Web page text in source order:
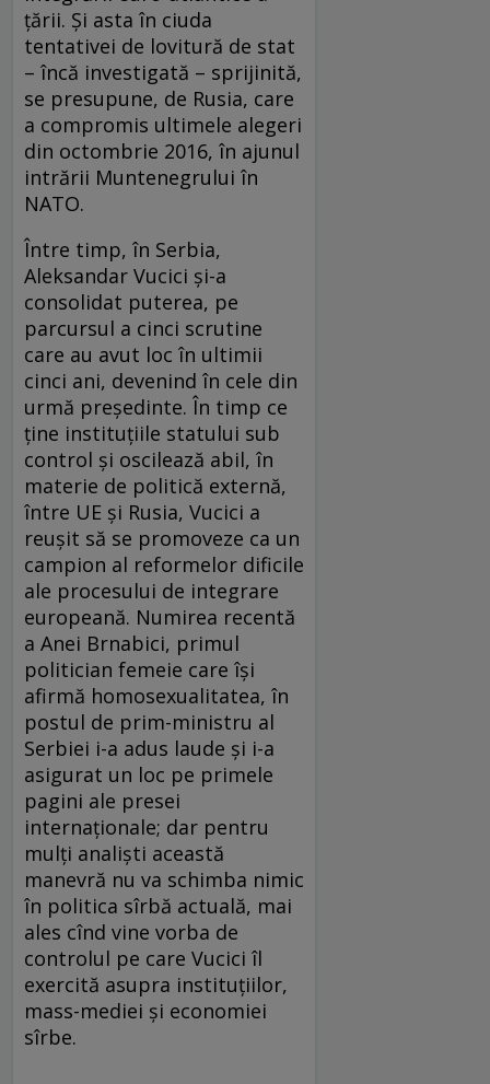
țării. Și asta în ciuda
tentativei de lovitură de stat
– încă investigată – sprijinită,
se presupune, de Rusia, care
a compromis ultimele alegeri
din octombrie 2016, în ajunul
intrării Muntenegrului în
NATO.
Între timp, în Serbia,
Aleksandar Vucici și-a
consolidat puterea, pe
parcursul a cinci scrutine
care au avut loc în ultimii
cinci ani, devenind în cele din
urmă președinte. În timp ce
ține instituțiile statului sub
control și oscilează abil, în
materie de politică externă,
între UE și Rusia, Vucici a
reușit să se promoveze ca un
campion al reformelor dificile
ale procesului de integrare
europeană. Numirea recentă
a Anei Brnabici, primul
politician femeie care își
afirmă homosexualitatea, în
postul de prim-ministru al
Serbiei i-a adus laude și i-a
asigurat un loc pe primele
pagini ale presei
internaționale; dar pentru
mulți analiști această
manevră nu va schimba nimic
în politica sîrbă actuală, mai
ales cînd vine vorba de
controlul pe care Vucici îl
exercită asupra instituțiilor,
mass-mediei și economiei
sîrbe.